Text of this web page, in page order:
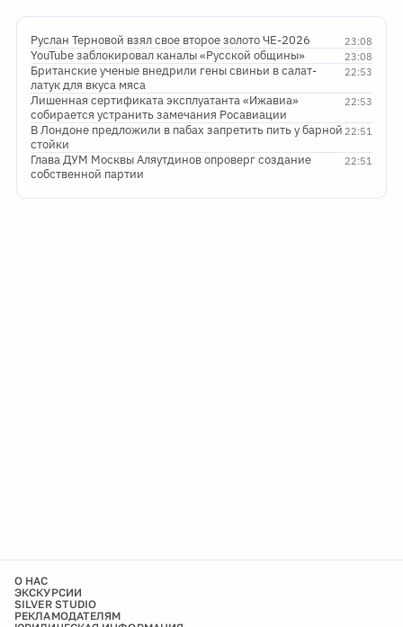
23:08
Руслан Терновой взял свое второе золото ЧЕ-2026
23:08
YouTube заблокировал каналы «Русской общины»
22:53
Британские ученые внедрили гены свиньи в салат-
латук для вкуса мяса
22:53
Лишенная сертификата эксплуатанта «Ижавиа»
собирается устранить замечания Росавиации
22:51
В Лондоне предложили в пабах запретить пить у барной
стойки
22:51
Глава ДУМ Москвы Аляутдинов опроверг создание
собственной партии
О НАС
ЭКСКУРСИИ
SILVER STUDIO
РЕКЛАМОДАТЕЛЯМ